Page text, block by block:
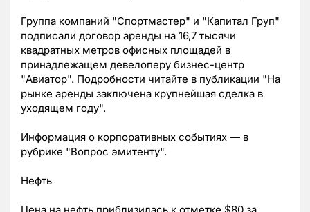
Группа компаний "Спортмастер" и "Капитал Груп"
подписали договор аренды на 16,7 тысячи
квадратных метров офисных площадей в
принадлежащем девелоперу бизнес-центр
"Авиатор". Подробности читайте в публикации "На
рынке аренды заключена крупнейшая сделка в
уходящем году".
Информация о корпоративных событиях — в
рубрике "Вопрос эмитенту".
Нефть